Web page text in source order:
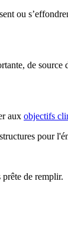
ou
de source
aux objectifs
pour
de remplir.